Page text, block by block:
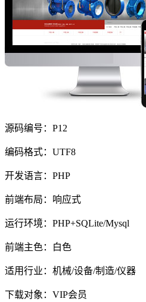
源码编号：P12
编码格式：UTF8
开发语言：PHP
前端布局：响应式
运行环境：PHP+SQLite/Mysql
前端主色：白色
适用行业：机械/设备/制造/仪器
下载对象：VIP会员